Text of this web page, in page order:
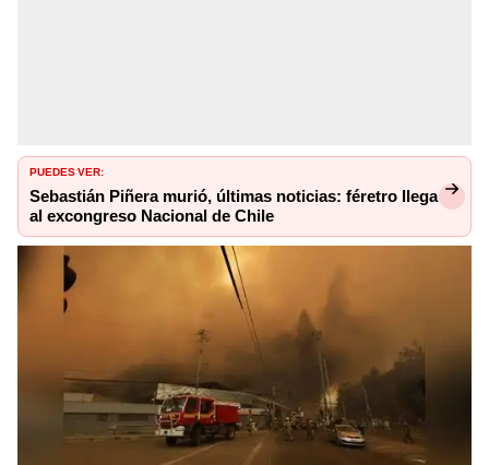
PUEDES VER:
Sebastián Piñera murió, últimas noticias: féretro llega
al excongreso Nacional de Chile